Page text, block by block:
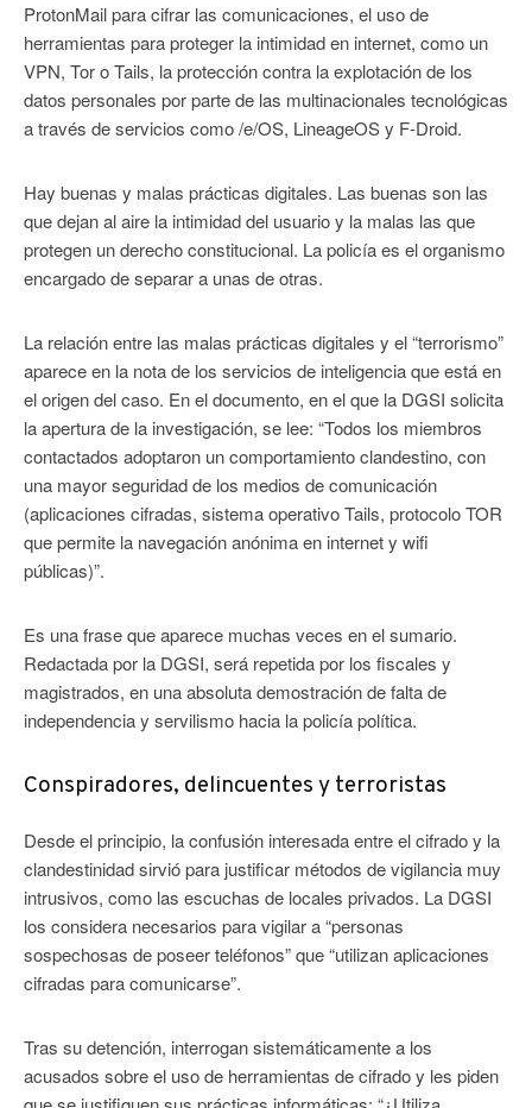
ProtonMail para cifrar las comunicaciones, el uso de
herramientas para proteger la intimidad en internet, como un
VPN, Tor o Tails, la protección contra la explotación de los
datos personales por parte de las multinacionales tecnológicas
a través de servicios como /e/OS, LineageOS y F-Droid.
Hay buenas y malas prácticas digitales. Las buenas son las
que dejan al aire la intimidad del usuario y la malas las que
protegen un derecho constitucional. La policía es el organismo
encargado de separar a unas de otras.
La relación entre las malas prácticas digitales y el “terrorismo”
aparece en la nota de los servicios de inteligencia que está en
el origen del caso. En el documento, en el que la DGSI solicita
la apertura de la investigación, se lee: “Todos los miembros
contactados adoptaron un comportamiento clandestino, con
una mayor seguridad de los medios de comunicación
(aplicaciones cifradas, sistema operativo Tails, protocolo TOR
que permite la navegación anónima en internet y wifi
públicas)”.
Es una frase que aparece muchas veces en el sumario.
Redactada por la DGSI, será repetida por los fiscales y
magistrados, en una absoluta demostración de falta de
independencia y servilismo hacia la policía política.
Conspiradores, delincuentes y terroristas
Desde el principio, la confusión interesada entre el cifrado y la
clandestinidad sirvió para justificar métodos de vigilancia muy
intrusivos, como las escuchas de locales privados. La DGSI
los considera necesarios para vigilar a “personas
sospechosas de poseer teléfonos” que “utilizan aplicaciones
cifradas para comunicarse”.
Tras su detención, interrogan sistemáticamente a los
acusados sobre el uso de herramientas de cifrado y les piden